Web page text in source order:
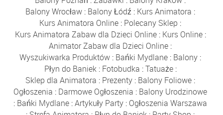
Balony Wrocław : Balony Łódź : Kurs Animatora :
Kurs Animatora Online : Polecany Sklep :
Kurs Animatora Zabaw dla Dzieci Online: Kurs Online:
Animator Zabaw dla Dzieci Online :
Wyszukiwarka Produktów : Bańki Mydlane : Balony :
Płyn do Baniek: Fotobudka :Tatuaże:
Sklep dla Animatora : Prezenty : Balony Foliowe :
Ogłoszenia : Darmowe Ogłoszenia : Balony Urodzinowe
: Bańki Mydlane :Artykuły Party : Ogłoszenia Warszawa